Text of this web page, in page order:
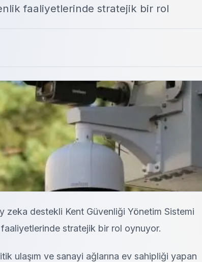
faaliyetlerinde stratejik bir rol
zeka destekli Kent Güvenliği Yönetim Sistemi
stratejik bir rol oynuyor.
ulaşım ve sanayi ağlarına ev sahipliği yapan